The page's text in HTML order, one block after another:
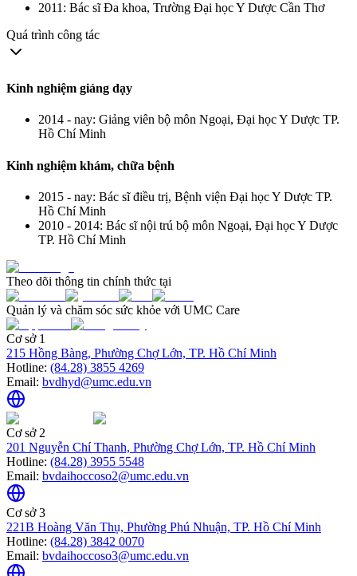
2011: Bác sĩ Đa khoa, Trường Đại học Y Dược Cần Thơ
Quá trình công tác
Kinh nghiệm giảng dạy
2014 - nay: Giảng viên bộ môn Ngoại, Đại học Y Dược TP.
Hồ Chí Minh
Kinh nghiệm khám, chữa bệnh
2015 - nay: Bác sĩ điều trị, Bệnh viện Đại học Y Dược TP.
Hồ Chí Minh
2010 - 2014: Bác sĩ nội trú bộ môn Ngoại, Đại học Y Dược
TP. Hồ Chí Minh
Theo dõi thông tin chính thức tại
Quản lý và chăm sóc sức khỏe với UMC Care
Cơ sở 1
215 Hồng Bàng, Phường Chợ Lớn, TP. Hồ Chí Minh
Hotline: (84.28) 3855 4269
Email: bvdhyd@umc.edu.vn
Cơ sở 2
201 Nguyễn Chí Thanh, Phường Chợ Lớn, TP. Hồ Chí Minh
Hotline: (84.28) 3955 5548
Email: bvdaihoccoso2@umc.edu.vn
Cơ sở 3
221B Hoàng Văn Thụ, Phường Phú Nhuận, TP. Hồ Chí Minh
Hotline: (84.28) 3842 0070
Email: bvdaihoccoso3@umc.edu.vn